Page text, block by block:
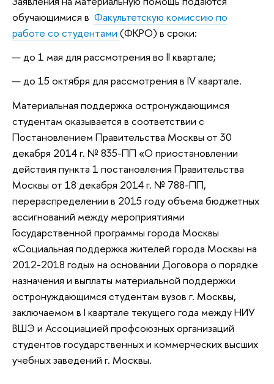
обучающимися в Факультетскую комиссию по
работе со студентами (ФКРО) в сроки:
до 1 мая для рассмотрения во II квартале;
до 15 октября для рассмотрения в IV квартале.
Материальная поддержка остронуждающимся
студентам оказывается в соответствии с
Постановлением Правительства Москвы от 30
декабря 2014 г. № 835-ПП «О приостановлении
действия пункта 1 постановления Правительства
Москвы от 18 декабря 2014 г. № 788-ПП,
перераспределении в 2015 году объема бюджетных
ассигнований между мероприятиями
Государственной программы города Москвы
«Социальная поддержка жителей города Москвы на
2012-2018 годы» на основании Договора о порядке
назначения и выплаты материальной поддержки
остронуждающимся студентам вузов г. Москвы,
заключаемом в I квартале текущего года между НИУ
ВШЭ и Ассоциацией профсоюзных организаций
студентов государственных и коммерческих высших
учебных заведений г. Москвы.